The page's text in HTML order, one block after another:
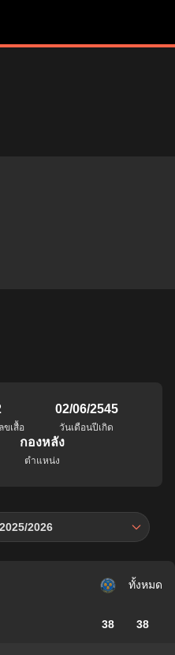
ขเสื้อ
02/06/2545
วันเดือนปีเกิด
กองหลัง
ตำแหน่ง
2025/2026
ทั้งหมด
38 38